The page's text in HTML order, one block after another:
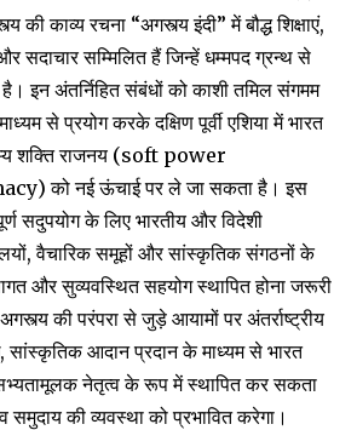
की काव्य रचना “अगस्त्य इंदी” में बौद्ध शिक्षाएं,
सदाचार सम्मिलित हैं जिन्हें धम्मपद ग्रन्थ से
है। इन अंतर्निहित संबंधों को काशी तमिल संगमम
से प्रयोग करके दक्षिण पूर्वी एशिया में भारत
शक्ति राजनय (soft power
को नई ऊंचाई पर ले जा सकता है। इस
सदुपयोग के लिए भारतीय और विदेशी
वैचारिक समूहों और सांस्कृतिक संगठनों के
और सुव्यवस्थित सहयोग स्थापित होना जरूरी
की परंपरा से जुड़े आयामों पर अंतर्राष्ट्रीय
सांस्कृतिक आदान प्रदान के माध्यम से भारत
नेतृत्व के रूप में स्थापित कर सकता
समुदाय की व्यवस्था को प्रभावित करेगा।